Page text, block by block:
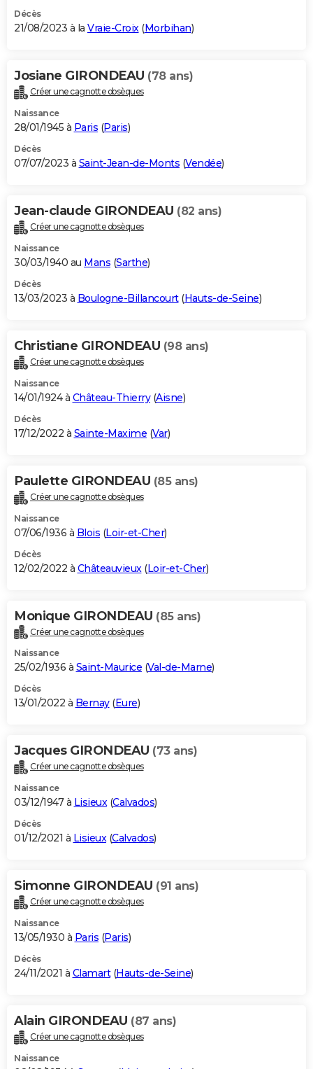
Décès
21/08/2023 à la Vraie-Croix(Morbihan)
Josiane GIRONDEAU (78 ans)
Créer une cagnotte obsèques
Naissance
28/01/1945 à Paris (Paris)
Décès
07/07/2023 à Saint-Jean-de-Monts (Vendée)
Jean-claude GIRONDEAU (82 ans)
Créer une cagnotte obsèques
Naissance
30/03/1940 au Mans (Sarthe)
Décès
13/03/2023 à Boulogne-Billancourt(Hauts-de-Seine)
Christiane GIRONDEAU (98 ans)
Créer une cagnotte obsèques
Naissance
14/01/1924 à Château-Thierry(Aisne)
Décès
17/12/2022 à Sainte-Maxime (Var)
Paulette GIRONDEAU (85 ans)
Créer une cagnotte obsèques
Naissance
07/06/1936 à Blois (Loir-et-Cher)
Décès
12/02/2022 à Châteauvieux (Loir-et-Cher)
Monique GIRONDEAU (85 ans)
Créer une cagnotte obsèques
Naissance
25/02/1936 à Saint-Maurice (Val-de-Marne)
Décès
13/01/2022 à Bernay(Eure)
Jacques GIRONDEAU (73 ans)
Créer une cagnotte obsèques
Naissance
03/12/1947 à Lisieux(Calvados)
Décès
01/12/2021 à Lisieux(Calvados)
Simonne GIRONDEAU (91 ans)
Créer une cagnotte obsèques
Naissance
13/05/1930 à Paris (Paris)
Décès
24/11/2021 à Clamart(Hauts-de-Seine)
Alain GIRONDEAU (87 ans)
Créer une cagnotte obsèques
Naissance